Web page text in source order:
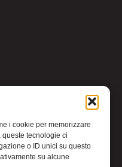
i cookie per memorizzare
tecnologie ci
o ID unici su questo
su alcune